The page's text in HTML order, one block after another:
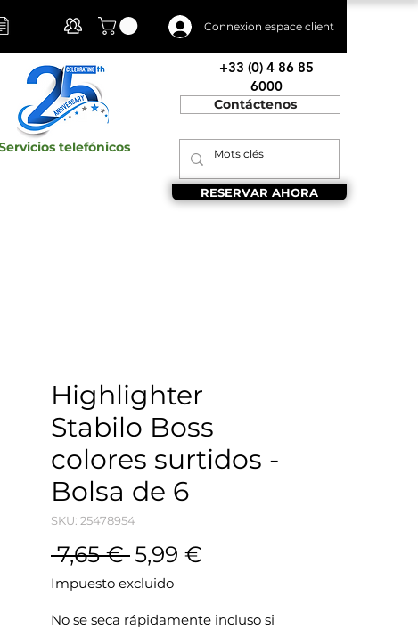
+33 (0) 4 86 85
6000
Contáctenos
RESERVAR AHORA
Connexion espace client
telefónicos
Highlighter
Stabilo Boss
colores surtidos -
Bolsa de 6
SKU: 25478954
7,65 € Precio
5,99 €
Impuesto excluido
No se seca rápidamente incluso si